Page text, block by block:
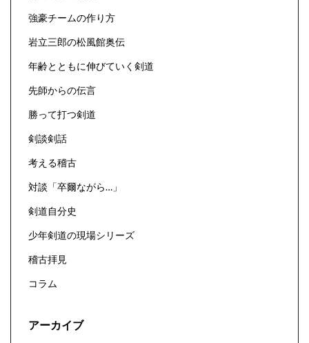
強豪チームの作り方
岩立三郎の松風館奥伝
年齢とともに伸びていく剣道
先師からの伝言
勝って打つ剣道
剣談剣話
考える稽古
対談「卒爾ながら…」
剣道自分史
少年剣道の現場シリーズ
稽古拝見
コラム
アーカイブ